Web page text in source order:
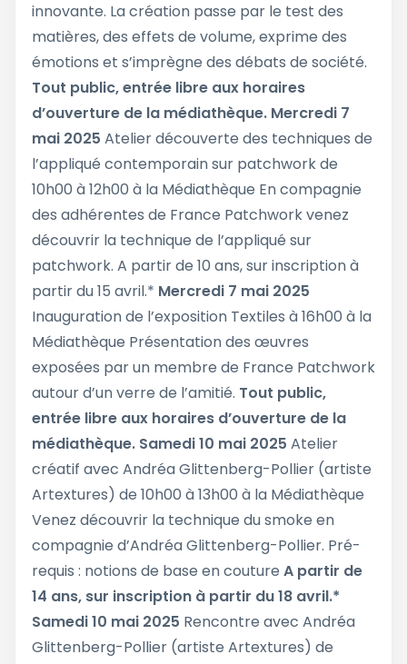
innovante. La création passe par le test des
matières, des effets de volume, exprime des
émotions et s’imprègne des débats de société.
Tout public, entrée libre aux horaires
d’ouverture de la médiathèque. Mercredi 7
mai 2025 Atelier découverte des techniques de
l’appliqué contemporain sur patchwork de
10h00 à 12h00 à la Médiathèque En compagnie
des adhérentes de France Patchwork venez
découvrir la technique de l’appliqué sur
patchwork. A partir de 10 ans, sur inscription à
partir du 15 avril.* Mercredi 7 mai 2025
Inauguration de l’exposition Textiles à 16h00 à la
Médiathèque Présentation des œuvres
exposées par un membre de France Patchwork
autour d’un verre de l’amitié. Tout public,
entrée libre aux horaires d’ouverture de la
médiathèque. Samedi 10 mai 2025 Atelier
créatif avec Andréa Glittenberg-Pollier (artiste
Artextures) de 10h00 à 13h00 à la Médiathèque
Venez découvrir la technique du smoke en
compagnie d’Andréa Glittenberg-Pollier. Pré-
requis : notions de base en couture A partir de
14 ans, sur inscription à partir du 18 avril.*
Samedi 10 mai 2025 Rencontre avec Andréa
Glittenberg-Pollier (artiste Artextures) de